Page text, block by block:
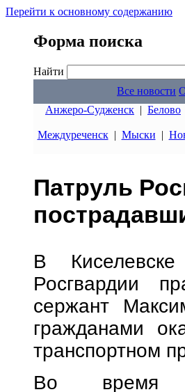
Перейти к основному содержанию
Форма поиска
Найти
Все новости
Анжеро-Судженск | Белово
Междуреченск| Мыски |
Патруль
В Киселевске
Росгвардии
сержант
гражданами
транспортном
Во время